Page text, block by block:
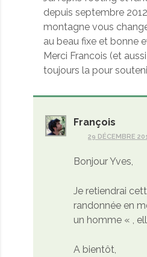
depuis septembre
montagne vous
au beau fixe et bonne
Merci Francois (et
toujours la pour
François
29 DÉCEMBRE
Bonjour Yves,
Je retiendrai
randonnée en
un homme « ,
A bientôt,